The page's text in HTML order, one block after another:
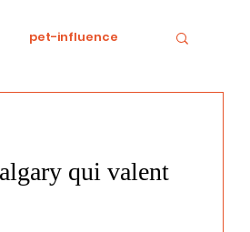
pet-influence
Food horreur
qui valent